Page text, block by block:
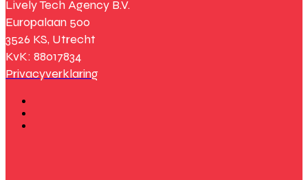
Lively Tech Agency B.V.
Europalaan 500
3526 KS, Utrecht
KvK: 88017834
Privacyverklaring